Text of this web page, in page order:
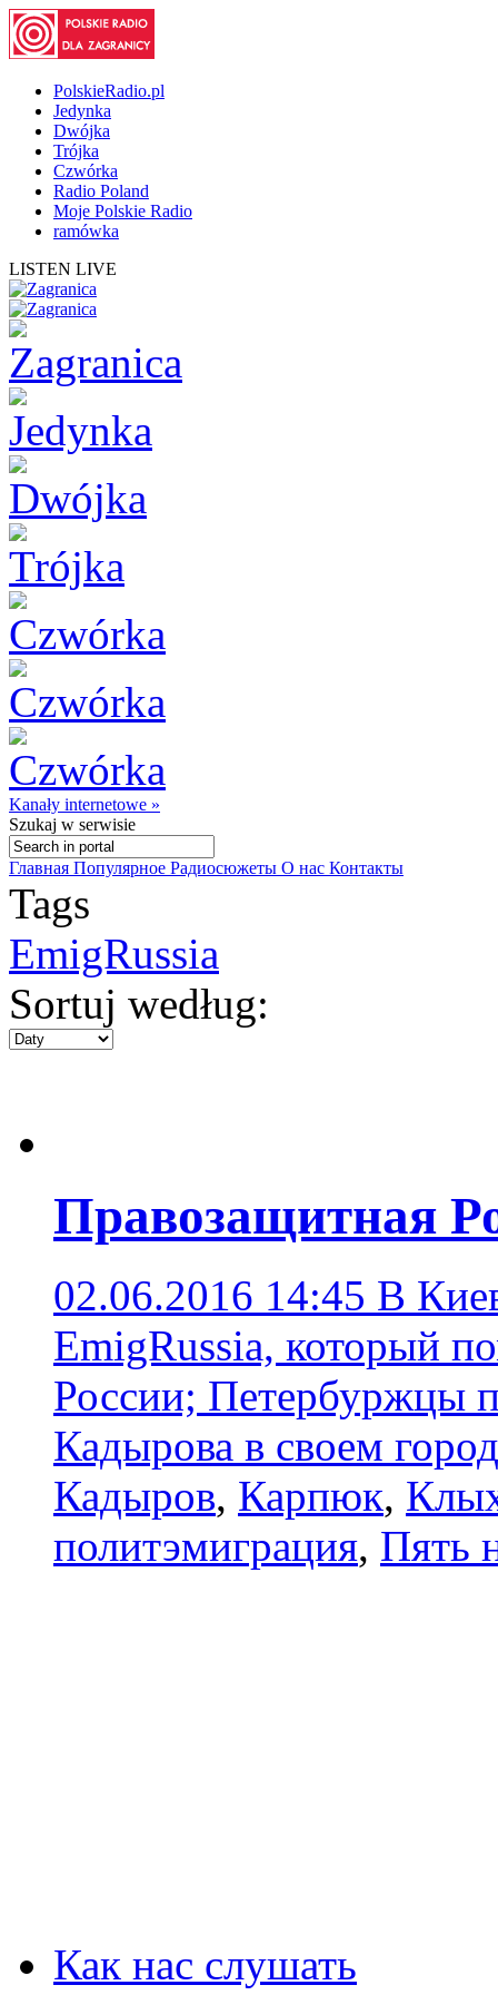
PolskieRadio.pl
Jedynka
Dwójka
Trójka
Czwórka
Radio Poland
Moje Polskie Radio
ramówka
LISTEN LIVE
Kanały internetowe »
Szukaj w serwisie
Главная Популярное Радиосюжеты О нас Контакты
Tags
EmigRussia
Sortuj według:
Правозащитная
02.06.2016 14:45 В
EmigRussia, который
России; Петербуржцы
Кадырова в своем
Кадыров, Карпюк,
политэмиграция, Пять
Как нас слушать